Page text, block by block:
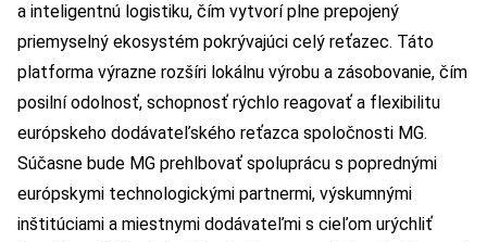
a inteligentnú logistiku, čím vytvorí plne prepojený
priemyselný ekosystém pokrývajúci celý reťazec. Táto
platforma výrazne rozšíri lokálnu výrobu a zásobovanie, čím
posilní odolnosť, schopnosť rýchlo reagovať a flexibilitu
európskeho dodávateľského reťazca spoločnosti MG.
Súčasne bude MG prehlbovať spoluprácu s poprednými
európskymi technologickými partnermi, výskumnými
inštitúciami a miestnymi dodávateľmi s cieľom urýchliť